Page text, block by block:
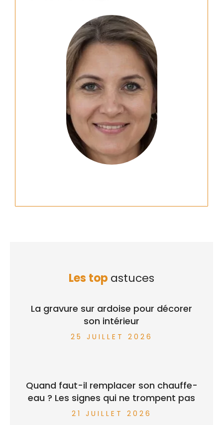
Les top astuces
La gravure sur ardoise pour décorer
son intérieur
25 JUILLET 2026
Quand faut-il remplacer son chauffe-
eau ? Les signes qui ne trompent pas
21 JUILLET 2026